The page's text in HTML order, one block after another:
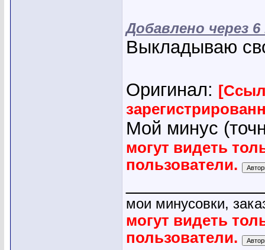
Добавлено через
Выкладываю
Оригинал:
Мой минус
могут видеть
пользователи.
мои минусовки,
могут видеть
пользователи.